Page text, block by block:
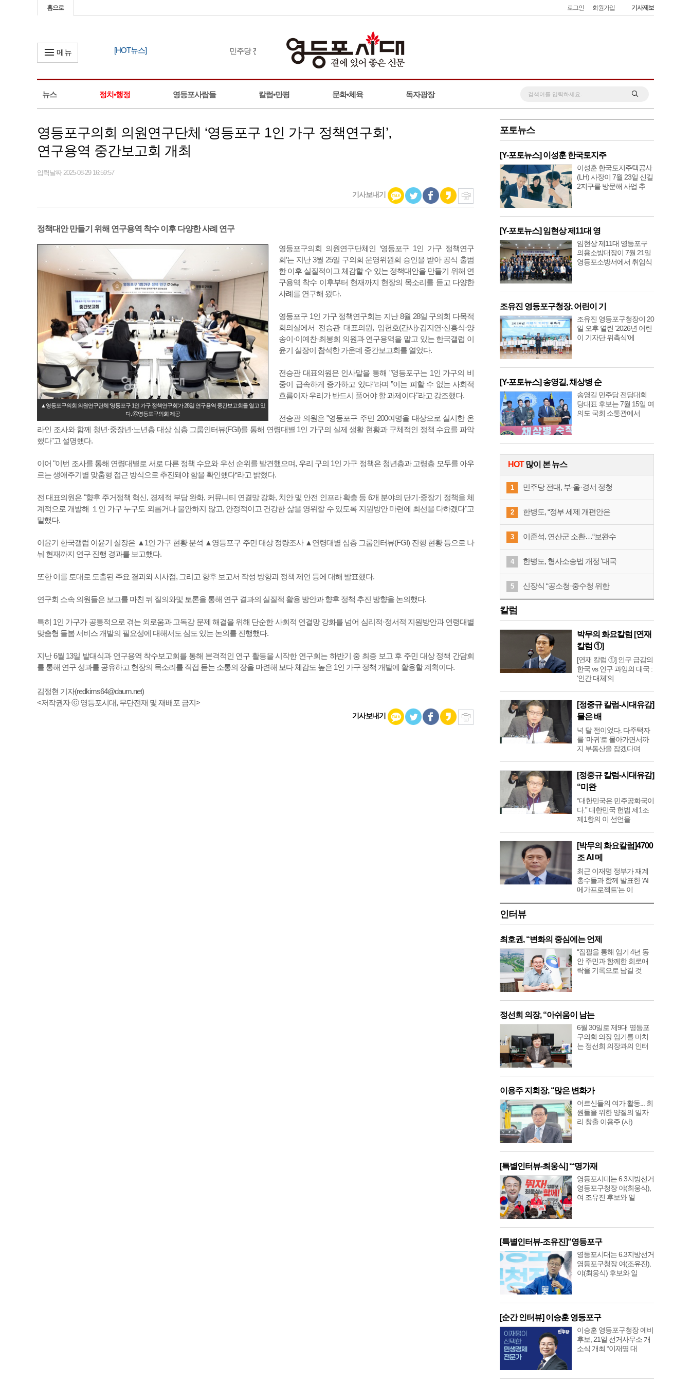
홈으로 로그인 회원가입 기사제보
[HOT뉴스] 민주당 전대, 부·울·경서 정청래 1위
메뉴
뉴스 정치•행정 영등포사람들 칼럼•만평 문화•체육 독자광장
영등포구의회 의원연구단체 ‘영등포구 1인 가구 정책연구회’,
연구용역 중간보고회 개최
입력날짜 2025-08-29 16:59:57
기사보내기
정책대안 만들기 위해 연구용역 착수 이후 다양한 사례 연구
▲영등포구의회 의원연구단체 ‘영등포구 1인 가구 정책연구회’가 28일 연구용역 중간보고회를 열고 있
다. ⓒ영등포구의회 제공
영등포구의회 의원연구단체인 ‘영등포구 1인 가구 정책연구
회’는 지난 3월 25일 구의회 운영위원회 승인을 받아 공식 출범
한 이후 실질적이고 체감할 수 있는 정책대안을 만들기 위해 연
구용역 착수 이후부터 현재까지 현장의 목소리를 듣고 다양한
사례를 연구해 왔다.
영등포구 1인 가구 정책연구회는 지난 8월 28일 구의회 다목적
회의실에서 전승관 대표의원, 임헌호(간사)·김지연·신흥식·양
송이·이예찬·최봉희 의원과 연구용역을 맡고 있는 한국갤럽 이
윤기 실장이 참석한 가운데 중간보고회를 열었다.
전승관 대표의원은 인사말을 통해 "영등포구는 1인 가구의 비
중이 급속하게 증가하고 있다“라며 ”이는 피할 수 없는 사회적
흐름이자 우리가 반드시 풀어야 할 과제이다"라고 강조했다.
전승관 의원은 "영등포구 주민 200여명을 대상으로 실시한 온
라인 조사와 함께 청년·중장년·노년층 대상 심층 그룹인터뷰(FGI)를 통해 연령대별 1인 가구의 실제 생활 현황과 구체적인 정책 수요를 파악
했다"고 설명했다.
이어 "이번 조사를 통해 연령대별로 서로 다른 정책 수요와 우선 순위를 발견했으며, 우리 구의 1인 가구 정책은 청년층과 고령층 모두를 아우
르는 생애주기별 맞춤형 접근 방식으로 추진돼야 함을 확인했다“라고 밝혔다.
전 대표의원은 "향후 주거정책 혁신, 경제적 부담 완화, 커뮤니티 연결망 강화, 치안 및 안전 인프라 확충 등 6개 분야의 단기·중장기 정책을 체
계적으로 개발해 １인 가구 누구도 외롭거나 불안하지 않고, 안정적이고 건강한 삶을 영위할 수 있도록 지원방안 마련에 최선을 다하겠다"고
말했다.
이윤기 한국갤럽 이윤기 실장은 ▲1인 가구 현황 분석 ▲영등포구 주민 대상 정량조사 ▲연령대별 심층 그룹인터뷰(FGI) 진행 현황 등으로 나
눠 현재까지 연구 진행 경과를 보고했다.
또한 이를 토대로 도출된 주요 결과와 시사점, 그리고 향후 보고서 작성 방향과 정책 제언 등에 대해 발표했다.
연구회 소속 의원들은 보고를 마친 뒤 질의와및 토론을 통해 연구 결과의 실질적 활용 방안과 향후 정책 추진 방향을 논의했다.
특히 1인 가구가 공통적으로 겪는 외로움과 고독감 문제 해결을 위해 단순한 사회적 연결망 강화를 넘어 심리적·정서적 지원방안과 연령대별
맞춤형 돌봄 서비스 개발의 필요성에 대해서도 심도 있는 논의를 진행했다.
지난 6월 13일 발대식과 연구용역 착수보고회를 통해 본격적인 연구 활동을 시작한 연구회는 하반기 중 최종 보고 후 주민 대상 정책 간담회
를 통해 연구 성과를 공유하고 현장의 목소리를 직접 듣는 소통의 장을 마련해 보다 체감도 높은 1인 가구 정책 개발에 활용할 계획이다.
김정현 기자(redkims64@daum.net)
<저작권자 ⓒ 영등포시대, 무단전재 및 재배포 금지>
기사보내기
포토뉴스
[Y-포토뉴스] 이성훈 한국토지주
이성훈 한국토지주택공사
(LH) 사장이 7월 23일 신길
2지구를 방문해 사업 추
[Y-포토뉴스] 임현상 제11대 영
임현상 제11대 영등포구
의용소방대장이 7월 21일
영등포소방서에서 취임식
조유진 영등포구청장, 어린이 기
조유진 영등포구청장이 20
일 오후 열린 ‘2026년 어린
이 기자단 위촉식’에
[Y-포토뉴스] 송영길, 채상병 순
송영길 민주당 전당대회
당대표 후보는 7월 15일 여
의도 국회 소통관에서
HOT많이 본 뉴스
1 민주당 전대, 부·울·경서 정청
2 한병도, “정부 세제 개편안은
3 이준석, 연산군 소환…“보완수
4 한병도, 형사소송법 개정 '대국
5 신장식 “공소청·중수청 위한
칼럼
박무의 화요칼럼 [연재
칼럼 ①]
[연재 칼럼 ①] 인구 급감의
한국 vs 인구 과잉의 대국 :
‘인간 대체’의
[정중규 칼럼-시대유감]
물은 배
넉 달 전이었다. 다주택자
를 ‘마귀’로 몰아가면서까
지 부동산을 잡겠다며
[정중규 칼럼-시대유감]
“미완
“대한민국은 민주공화국이
다.” 대한민국 헌법 제1조
제1항의 이 선언을
[박무의 화요칼럼]4700
조 AI 메
최근 이재명 정부가 재계
총수들과 함께 발표한 ‘AI
메가프로젝트’는 이
인터뷰
최호권, “변화의 중심에는 언제
“집필을 통해 임기 4년 동
안 주민과 함께한 희로애
락을 기록으로 남길 것
정선희 의장, “아쉬움이 남는
6월 30일로 제9대 영등포
구의회 의장 임기를 마치
는 정선희 의장과의 인터
이용주 지회장, “많은 변화가
어르신들의 여가 활동... 회
원들을 위한 양질의 일자
리 창출 이용주 (사)
[특별인터뷰-최웅식] “‘명가재
영등포시대는 6.3지방선거
영등포구청장 야(최웅식),
여 조유진 후보와 일
[특별인터뷰-조유진]“영등포구
영등포시대는 6.3지방선거
영등포구청장 여(조유진),
야(최웅식) 후보와 일
[순간 인터뷰] 이승훈 영등포구
이승훈 영등포구청장 예비
후보, 21일 선거사무소 개
소식 개최 “이재명 대